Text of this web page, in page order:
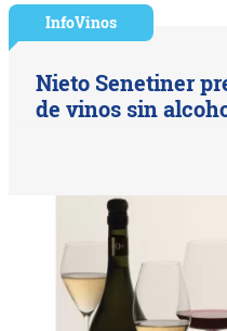
InfoVinos
Nieto Senetiner
de vinos sin